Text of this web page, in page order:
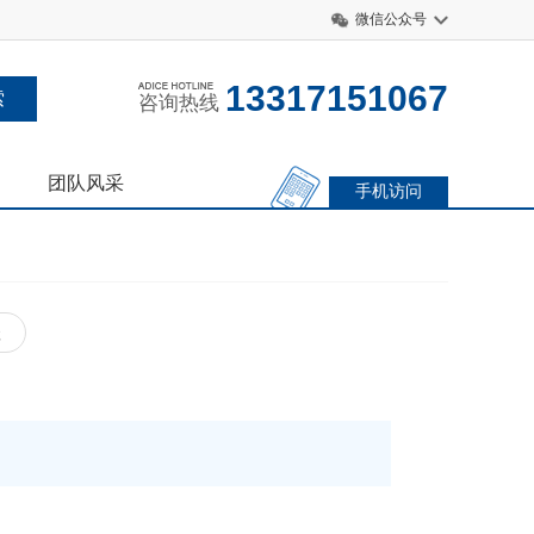
微信公众号
咨询热线 13317151067
团队风采 手机访问